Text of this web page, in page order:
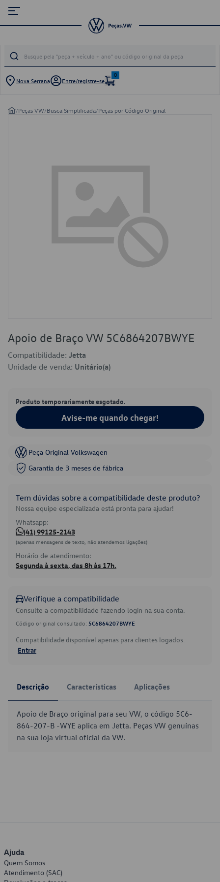
Nova Serrana Entre/registre-se
0
/Peças VW/Busca Simplificada/Peças por Código Original
Apoio de Braço VW 5C6864207BWYE
Compatibilidade: Jetta
Unidade de venda: Unitário(a)
Produto temporariamente esgotado.
Avise-me quando chegar!
Peça Original Volkswagen
Garantia de 3 meses de fábrica
Tem dúvidas sobre a compatibilidade deste produto?
Nossa equipe especializada está pronta para ajudar!
Whatsapp:
(41) 99125-2143
(apenas mensagens de texto, não atendemos ligações)
Horário de atendimento:
Segunda à sexta, das 8h às 17h.
Verifique a compatibilidade
Consulte a compatibilidade fazendo login na sua conta.
Código original consultado: 5C6864207BWYE
Compatibilidade disponível apenas para clientes logados.
Entrar
Descrição Características Aplicações
Apoio de Braço original para seu VW, o código 5C6-
864-207-B -WYE aplica em Jetta. Peças VW genuínas
na sua loja virtual oficial da VW.
Ajuda
Quem Somos
Atendimento (SAC)